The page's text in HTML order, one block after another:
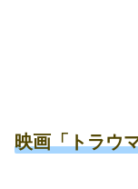
映画「トラウ